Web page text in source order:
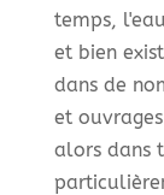
temps,
et bien
dans de
et
alors dans